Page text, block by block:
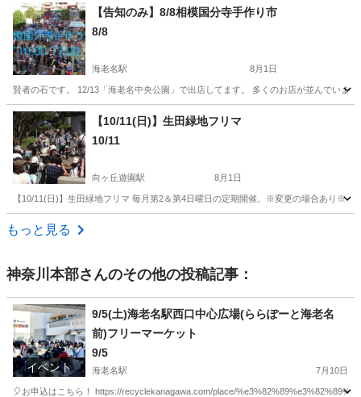
神奈川 横浜市 子安駅 フリーマーケット 夏祭り
【告知のみ】8/8相模国分寺手作り市
8/8
海老名駅 8月1日
賢者の石です。 12/13「海老名中央公園」で出店してます。 多くのお店が並んでいま
神奈川 海老名市 海老名駅 フリーマーケット
【10/11(日)】生田緑地フリマ
10/11
向ヶ丘遊園駅 8月1日
【10/11(日)】生田緑地フリマ 毎月第2＆第4日曜日の定期開催。※変更の場合あり※
神奈川 川崎市
もっと見る
神奈川本部さんのその他の投稿記事：
イベント
9/5(土)海老名駅西口中心広場(ららぽーと海老名
前)フリーマーケット
9/5
海老名駅 7月10日
🎈お申込はこちら！ https://recyclekanagawa.com/place/